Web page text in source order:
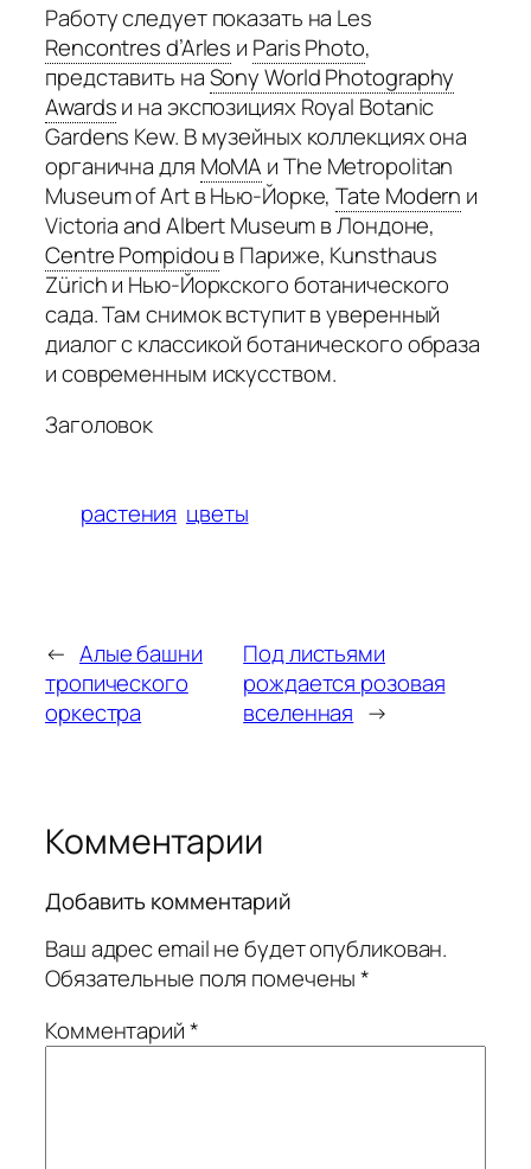
Работу следует показать на Les
Rencontres d’Arles и Paris Photo,
представить наSony World Photography
Awardsи на экспозициях Royal Botanic
Gardens Kew. В музейных коллекциях она
органична для MoMA и The Metropolitan
Museum of Art в Нью-Йорке, Tate Modern и
Victoria and Albert Museum в Лондоне,
Centre Pompidouв Париже, Kunsthaus
Zürich и Нью-Йоркского ботанического
сада. Там снимок вступит в уверенный
диалог с классикой ботанического образа
и современным искусством.
Заголовок
растения цветы
← Алые башни
тропического
оркестра
Под листьями
рождается розовая
вселенная →
Комментарии
Добавить комментарий
Ваш адрес email не будет опубликован.
Обязательные поля помечены*
Комментарий*